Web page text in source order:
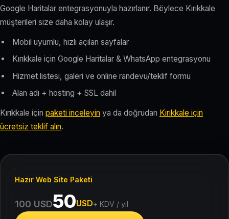
Google Haritalar entegrasyonuyla hazırlanır. Böylece Kırıkkale
müşterileri size daha kolay ulaşır.
Mobil uyumlu, hızlı açılan sayfalar
Kırıkkale için Google Haritalar & WhatsApp entegrasyonu
Hizmet listesi, galeri ve online randevu/teklif formu
Alan adı + hosting + SSL dahil
Kırıkkale için paketi inceleyin ya da doğrudan Kırıkkale için
ücretsiz teklif alın.
Hazır Web Site Paketi
100 USD50USD+ KDV / yıl